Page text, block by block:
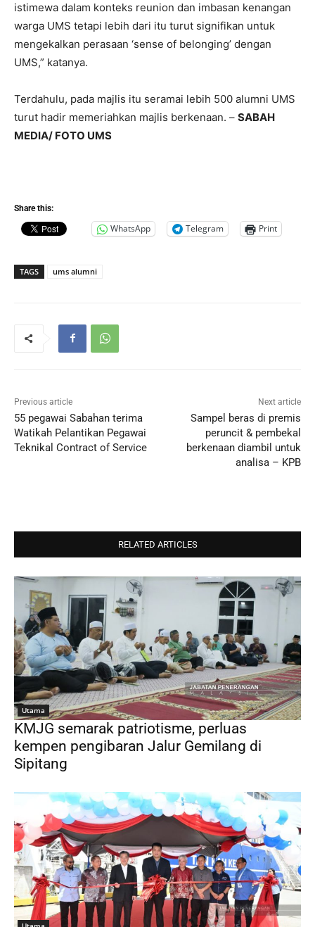
istimewa dalam konteks reunion dan imbasan kenangan
warga UMS tetapi lebih dari itu turut signifikan untuk
mengekalkan perasaan ‘sense of belonging’ dengan
UMS,” katanya.
Terdahulu, pada majlis itu seramai lebih 500 alumni UMS
turut hadir memeriahkan majlis berkenaan. – SABAH
MEDIA/ FOTO UMS
Share this:
WhatsApp Telegram Print
TAGS ums alumni
Previous article
55 pegawai Sabahan terima
Watikah Pelantikan Pegawai
Teknikal Contract of Service
Next article
Sampel beras di premis
peruncit & pembekal
berkenaan diambil untuk
analisa – KPB
RELATED ARTICLES
Utama
KMJG semarak patriotisme, perluas
kempen pengibaran Jalur Gemilang di
Sipitang